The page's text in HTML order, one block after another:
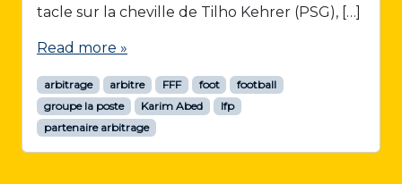
tacle sur la cheville de Tilho Kehrer (PSG), […]
Read more »
arbitrage arbitre FFF foot
football
groupe la poste
Karim Abed
lfp
partenaire arbitrage